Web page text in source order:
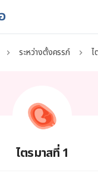
ระหว่างตั้งครรภ์ ไ
ไตรมาสที่ 1